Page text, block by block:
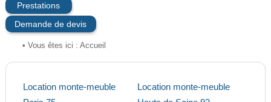
Prestations
Demande de devis
• Vous êtes ici : Accueil
Location monte-meuble
Location monte-meuble